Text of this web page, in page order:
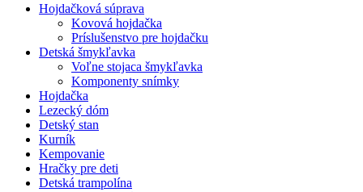
Hojdačková súprava
Kovová hojdačka
Príslušenstvo pre hojdačku
Detská šmykľavka
Voľne stojaca šmykľavka
Komponenty snímky
Hojdačka
Lezecký dóm
Detský stan
Kurník
Kempovanie
Hračky pre deti
Detská trampolína